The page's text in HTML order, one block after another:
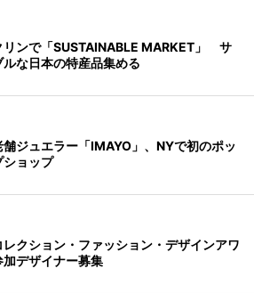
リンで「SUSTAINABLE MARKET」 サ
ルな日本の特産品集める
舗ジュエラー「IMAYO」、NYで初のポッ
ショップ
レクション・ファッション・デザインアワ
デザイナー募集